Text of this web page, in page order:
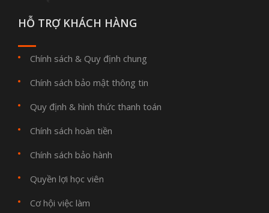
HỖ TRỢ KHÁCH HÀNG
Chính sách & Quy định chung
Chính sách bảo mật thông tin
Quy định & hình thức thanh toán
Chính sách hoàn tiền
Chính sách bảo hành
Quyền lợi học viên
Cơ hội việc làm